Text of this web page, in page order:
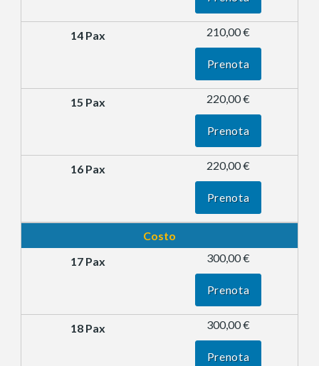
210,00 €
Prenota
220,00 €
Prenota
220,00 €
Prenota
Costo
300,00 €
Prenota
300,00 €
Prenota